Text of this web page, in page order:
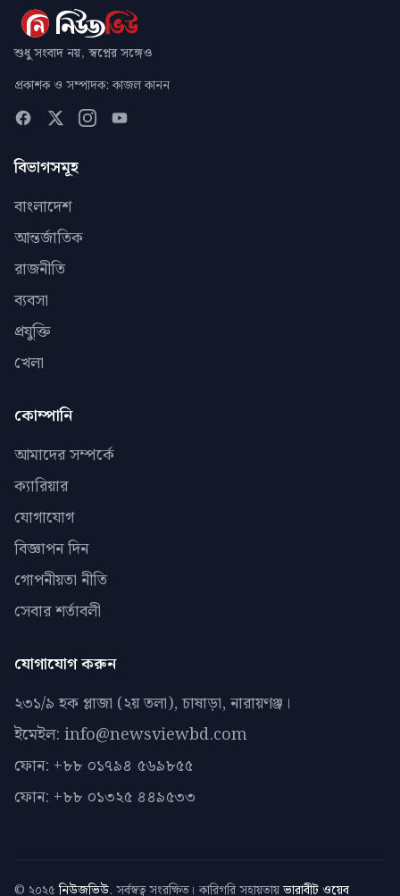
শুধু সংবাদ নয়, স্বপ্নের সঙ্গেও
প্রকাশক ও সম্পাদক: কাজল কানন
বিভাগসমূহ
বাংলাদেশ
আন্তর্জাতিক
রাজনীতি
ব্যবসা
প্রযুক্তি
খেলা
কোম্পানি
আমাদের সম্পর্কে
ক্যারিয়ার
যোগাযোগ
বিজ্ঞাপন দিন
গোপনীয়তা নীতি
সেবার শর্তাবলী
যোগাযোগ করুন
২৩১/৯ হক প্লাজা (২য় তলা), চাষাড়া, নারায়ণঞ্জ।
ইমেইল: info@newsviewbd.com
ফোন: +৮৮ ০১৭৯৪ ৫৬৯৮৫৫
ফোন: +৮৮ ০১৩২৫ ৪৪৯৫৩৩
© ২০২৫ নিউজভিউ. সর্বস্বত্ব সংরক্ষিত। কারিগরি সহায়তায়ভারাবীট ওয়েব